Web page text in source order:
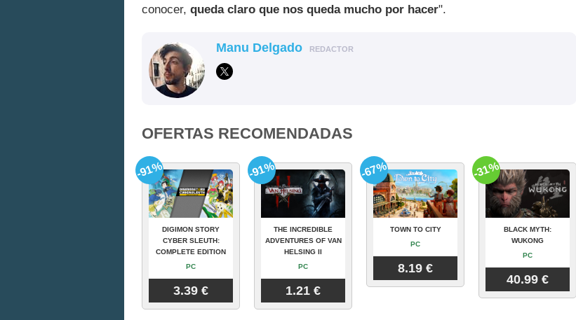
conocer, queda claro que nos queda mucho por hacer".
Manu Delgado REDACTOR
OFERTAS RECOMENDADAS
DIGIMON STORY
CYBER SLEUTH:
COMPLETE EDITION
PC
3.39 €
-91%
THE INCREDIBLE
ADVENTURES OF VAN
HELSING II
PC
1.21 €
-91%
TOWN TO CITY
PC
8.19 €
-67%
BLACK MYTH:
WUKONG
PC
40.99 €
-31%